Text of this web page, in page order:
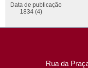
Data de publicação
1834 (4)
Rua da